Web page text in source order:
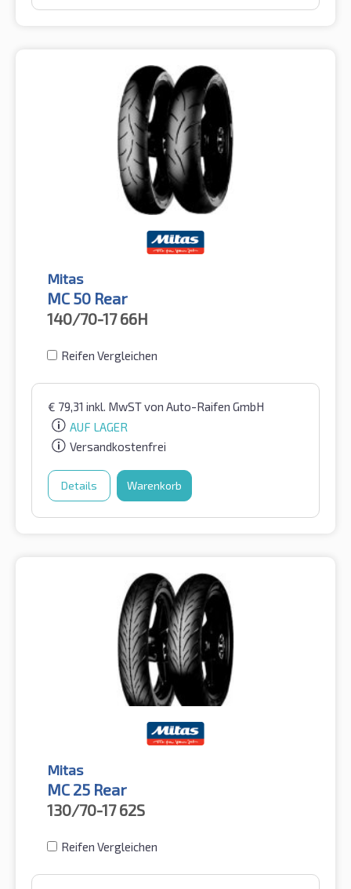
Mitas
MC 50 Rear
140/70-17 66H
Reifen Vergleichen
€ 79,31 inkl. MwSTvon Auto-Raifen GmbH
AUF LAGER
Versandkostenfrei
Details Warenkorb
Mitas
MC 25 Rear
130/70-17 62S
Reifen Vergleichen